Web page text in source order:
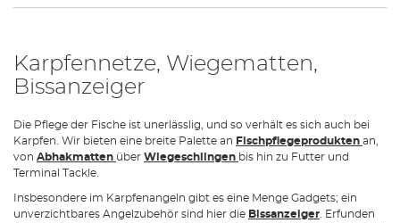
Karpfennetze, Wiegematten,
Bissanzeiger
Die Pflege der Fische ist unerlässlig, und so verhält es sich auch bei
Karpfen. Wir bieten eine breite Palette an Fischpflegeprodukten an,
von Abhakmatten über Wiegeschlingen bis hin zu Futter und
Terminal Tackle.
Insbesondere im Karpfenangeln gibt es eine Menge Gadgets; ein
unverzichtbares Angelzubehör sind hier die Bissanzeiger . Erfunden